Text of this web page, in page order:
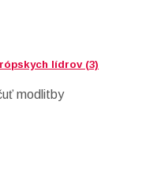
lídrov (3)
modlitby